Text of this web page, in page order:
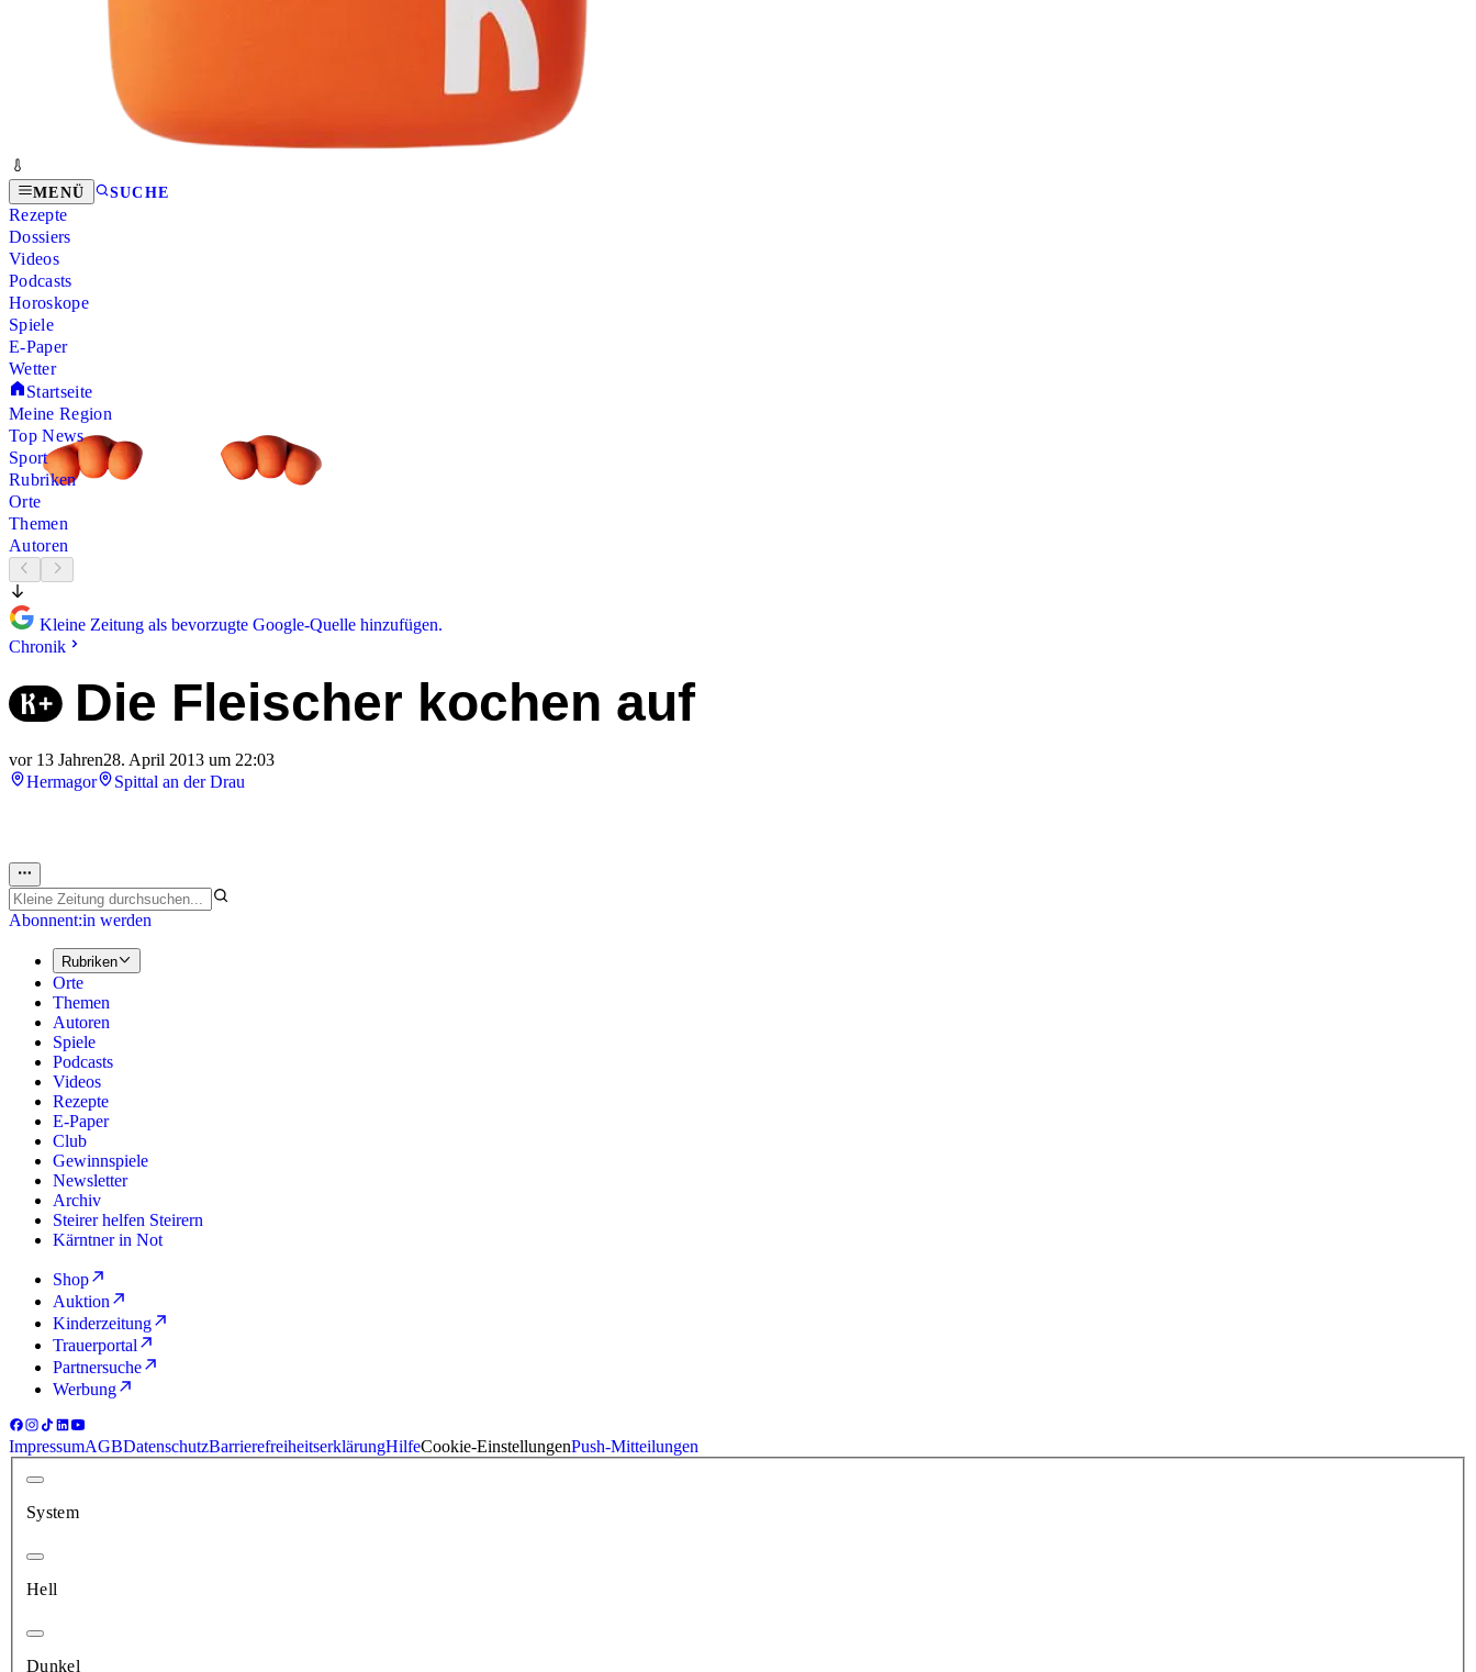
MENÜ SUCHE
Rezepte
Dossiers
Videos
Podcasts
Horoskope
Spiele
E-Paper
Wetter
Startseite
Meine Region
Top News
Sport
Rubriken
Orte
Themen
Autoren
Kleine Zeitung als bevorzugte Google-Quelle hinzufügen.
Chronik
Die Fleischer kochen auf
vor 13 Jahren28. April 2013 um 22:03
Hermagor
Spittal an der Drau
Abonnent:in werden
Rubriken
Orte
Themen
Autoren
Spiele
Podcasts
Videos
Rezepte
E-Paper
Club
Gewinnspiele
Newsletter
Archiv
Steirer helfen Steirern
Kärntner in Not
Shop
Auktion
Kinderzeitung
Trauerportal
Partnersuche
Werbung
ImpressumAGBDatenschutzBarrierefreiheitserklärungHilfeCookie-EinstellungenPush-Mitteilungen
System
Hell
Dunkel